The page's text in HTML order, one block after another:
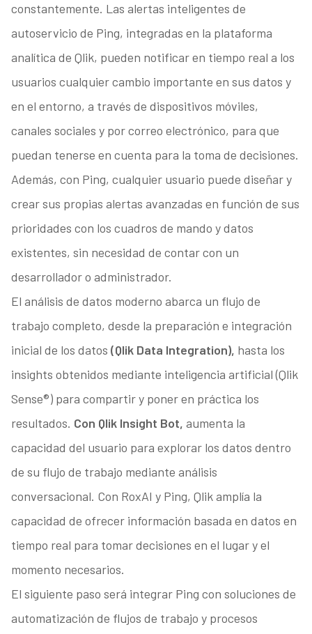
constantemente. Las alertas inteligentes de
autoservicio de Ping, integradas en la plataforma
analítica de Qlik, pueden notificar en tiempo real a los
usuarios cualquier cambio importante en sus datos y
en el entorno, a través de dispositivos móviles,
canales sociales y por correo electrónico, para que
puedan tenerse en cuenta para la toma de decisiones.
Además, con Ping, cualquier usuario puede diseñar y
crear sus propias alertas avanzadas en función de sus
prioridades con los cuadros de mando y datos
existentes, sin necesidad de contar con un
desarrollador o administrador.
El análisis de datos moderno abarca un flujo de
trabajo completo, desde la preparación e integración
inicial de los datos (Qlik Data Integration), hasta los
insights obtenidos mediante inteligencia artificial (Qlik
Sense®) para compartir y poner en práctica los
resultados. Con Qlik Insight Bot, aumenta la
capacidad del usuario para explorar los datos dentro
de su flujo de trabajo mediante análisis
conversacional. Con RoxAI y Ping, Qlik amplía la
capacidad de ofrecer información basada en datos en
tiempo real para tomar decisiones en el lugar y el
momento necesarios.
El siguiente paso será integrar Ping con soluciones de
automatización de flujos de trabajo y procesos